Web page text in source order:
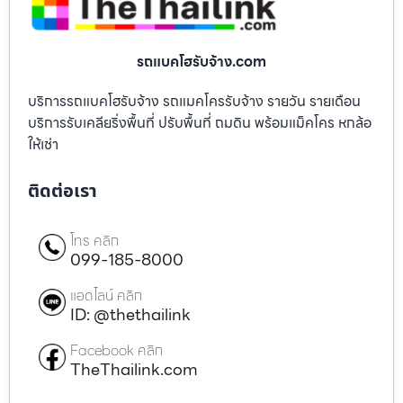
รถแบคโฮรับจ้าง.com
บริการรถแบคโฮรับจ้าง รถแมคโครรับจ้าง รายวัน รายเดือน
บริการรับเคลียริ่งพื้นที่ ปรับพื้นที่ ถมดิน พร้อมแม็คโคร หกล้อ
ให้เช่า
ติดต่อเรา
โทร คลิก
099-185-8000
แอดไลน์ คลิก
ID: @thethailink
Facebook คลิก
TheThailink.com